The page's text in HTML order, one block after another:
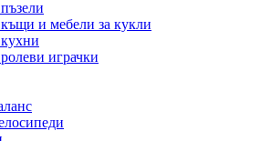
и мебели за кукли
играчки